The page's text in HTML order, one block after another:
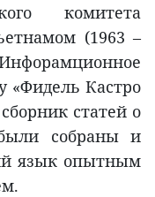
комитета
(1963 –
«Фидель Кастро
статей о
собраны и
язык опытным